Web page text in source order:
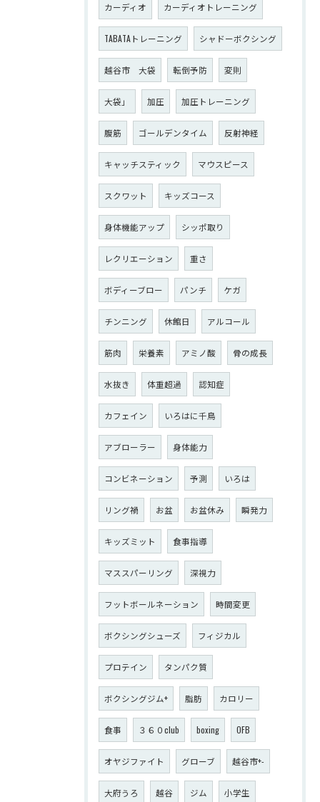
カーディオ カーディオトレーニング
TABATAトレーニング シャドーボクシング
越谷市 大袋 転倒予防 変則
大袋」 加圧 加圧トレーニング
腹筋 ゴールデンタイム 反射神経
キャッチスティック マウスピース
スクワット キッズコース
身体機能アップ シッポ取り
レクリエーション 重さ
ボディーブロー パンチ ケガ
チンニング 休館日 アルコール
筋肉 栄養素 アミノ酸 骨の成長
水抜き 体重超過 認知症
カフェイン いろはに千鳥
アブローラー 身体能力
コンビネーション 予測 いろは
リング禍 お盆 お盆休み 瞬発力
キッズミット 食事指導
マススパーリング 深視力
フットボールネーション 時間変更
ボクシングシューズ フィジカル
プロテイン タンパク質
ボクシングジム+ 脂肪 カロリー
食事 ３６０club boxing OFB
オヤジファイト グローブ 越谷市+-
大府うろ 越谷 ジム 小学生